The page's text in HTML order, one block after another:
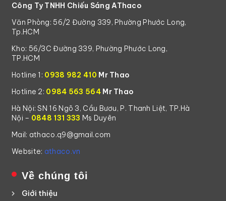
Công Ty TNHH Chiếu Sáng AThaco
Văn Phòng: 56/2 Đường 339, Phường Phước Long,
Tp.HCM
Kho: 56/3C Đường 339, Phường Phước Long,
TP.HCM
Hotline 1: 0938 982 410 Mr Thao
Hotline 2: 0984 563 564Mr Thao
Hà Nội: SN 16 Ngõ 3, Cầu Bươu, P. Thanh Liệt, TP.Hà
Nội – 0848 131 333 Ms Duyên
Mail: athaco.q9@gmail.com
Website: athaco.vn
Về chúng tôi
Giới thiệu